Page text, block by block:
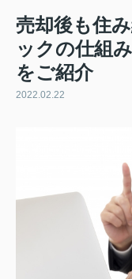
売却後も住
ックの仕組
をご紹介
2022.02.22